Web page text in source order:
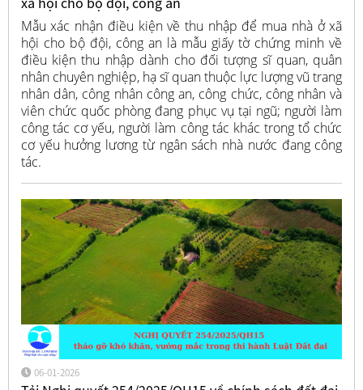
Mẫu xác nhận điều kiện về thu nhập để mua nhà ở xã
hội cho bộ đội, công an là mẫu giấy tờ chứng minh về
điều kiện thu nhập dành cho đối tượng sĩ quan, quân
nhân chuyên nghiệp, hạ sĩ quan thuộc lực lượng vũ trang
nhân dân, công nhân công an, công chức, công nhân và
viên chức quốc phòng đang phục vụ tại ngũ; người làm
công tác cơ yếu, người làm công tác khác trong tổ chức
cơ yếu hưởng lương từ ngân sách nhà nước đang công
tác.
06-01-2026